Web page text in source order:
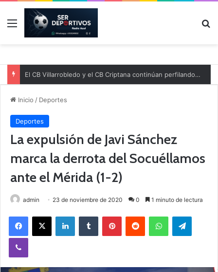
Menú
El CB Villarrobledo y el CB Criptana continúan perfilando sus plantillas
Inicio / Deportes
Deportes
La expulsión de Javi Sánchez
marca la derrota del Socuéllamos
ante el Mérida (1-2)
admin 23 de noviembre de 2020 0 1 minuto de lectura